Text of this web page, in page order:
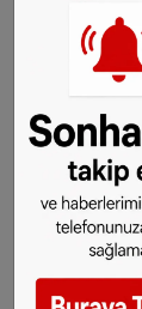
amacıyla,
başında